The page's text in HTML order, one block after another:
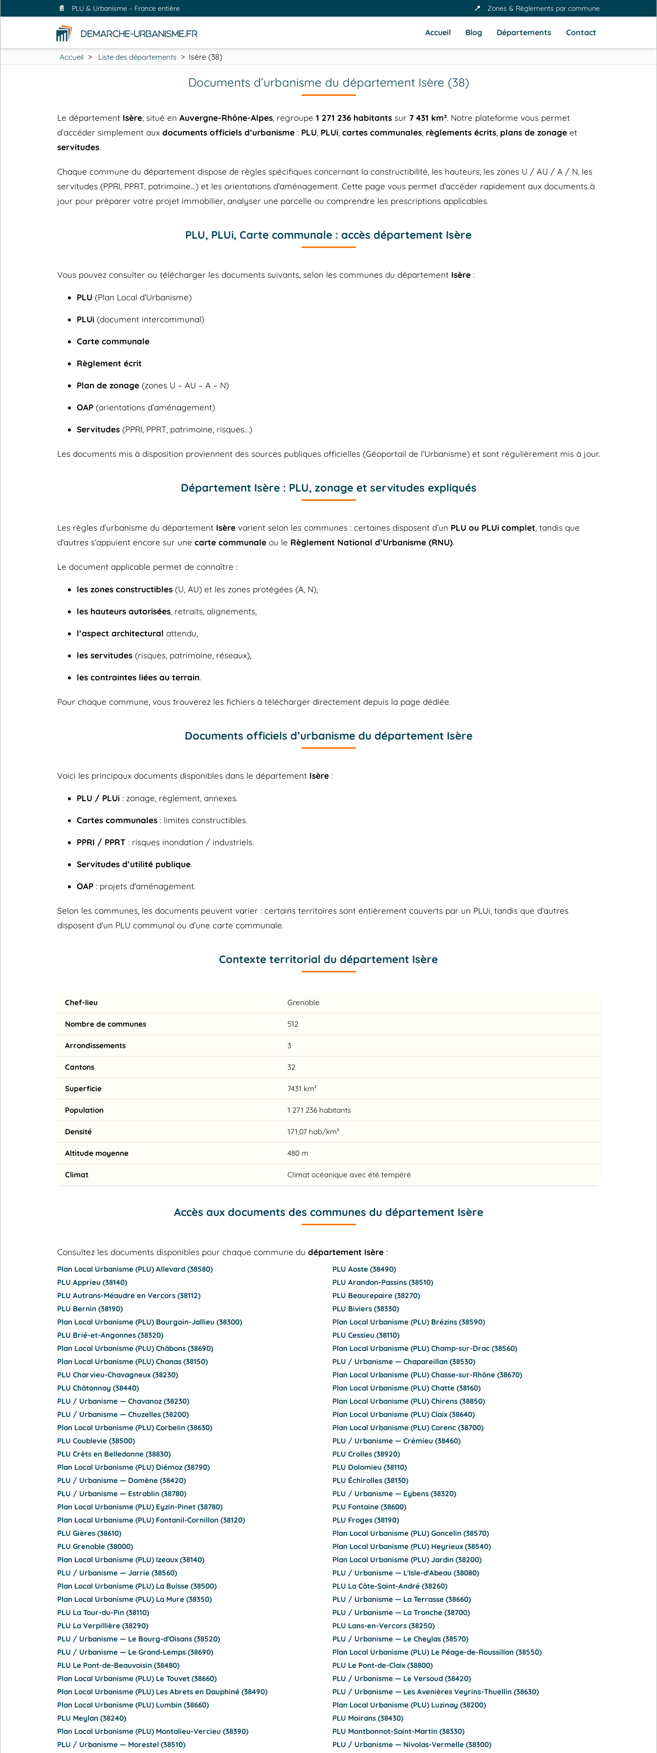
📄 PLU & Urbanisme – France entière 📍 Zones & Règlements par commune
Accueil Blog Départements Contact
Accueil > Liste des départements > Isère (38)
Documents d’urbanisme du département Isère (38)
Le département Isère , situé en Auvergne-Rhône-Alpes , regroupe 1 271 236 habitants sur 7 431 km². Notre plateforme vous permet
d’accéder simplement aux documents officiels d’urbanisme : PLU PLUi cartes communales règlements écrits plans de zonage et
servitudes.
Chaque commune du département dispose de règles spécifiques concernant la constructibilité, les hauteurs, les zones U / AU / A / N, les
servitudes (PPRI, PPRT, patrimoine…) et les orientations d’aménagement. Cette page vous permet d’accéder rapidement aux documents à
jour pour préparer votre projet immobilier, analyser une parcelle ou comprendre les prescriptions applicables.
PLU, PLUi, Carte communale : accès département Isère
Vous pouvez consulter ou télécharger les documents suivants, selon les communes du département Isère :
PLU (Plan Local d’Urbanisme)
PLUi (document intercommunal)
Carte communale
Règlement écrit
Plan de zonage (zones U – AU – A – N)
OAP (orientations d’aménagement)
Servitudes (PPRI, PPRT, patrimoine, risques…)
Les documents mis à disposition proviennent des sources publiques officielles (Géoportail de l’Urbanisme) et sont régulièrement mis à jour.
Département Isère : PLU, zonage et servitudes expliqués
Les règles d’urbanisme du département Isère varient selon les communes : certaines disposent d’un PLU ou PLUi complet , tandis que
d’autres s’appuient encore sur une carte communale ou le Règlement National d’Urbanisme (RNU).
Le document applicable permet de connaître :
les zones constructibles (U, AU) et les zones protégées (A, N),
les hauteurs autorisées , retraits, alignements,
l’aspect architectural attendu,
les servitudes (risques, patrimoine, réseaux),
les contraintes liées au terrain.
Pour chaque commune, vous trouverez les fichiers à télécharger directement depuis la page dédiée.
Documents officiels d’urbanisme du département Isère
Voici les principaux documents disponibles dans le département Isère :
PLU / PLUi : zonage, règlement, annexes.
Cartes communales : limites constructibles.
PPRI / PPRT : risques inondation / industriels.
Servitudes d’utilité publique.
OAP : projets d'aménagement.
Selon les communes, les documents peuvent varier : certains territoires sont entièrement couverts par un PLUi, tandis que d’autres
disposent d’un PLU communal ou d’une carte communale.
Contexte territorial du département Isère
Chef-lieu Grenoble
Nombre de communes 512
Arrondissements 3
Cantons 32
Superficie 7431 km²
Population 1 271 236 habitants
Densité 171,07 hab/km²
Altitude moyenne 480 m
Climat Climat océanique avec été tempéré
Accès aux documents des communes du département Isère
Consultez les documents disponibles pour chaque commune du département Isère :
Plan Local Urbanisme (PLU) Allevard (38580)
PLU Aoste (38490)
PLU Apprieu (38140)
PLU Arandon-Passins (38510)
PLU Autrans-Méaudre en Vercors (38112)
PLU Beaurepaire (38270)
PLU Bernin (38190)
PLU Biviers (38330)
Plan Local Urbanisme (PLU) Bourgoin-Jallieu (38300)
Plan Local Urbanisme (PLU) Brézins (38590)
PLU Brié-et-Angonnes (38320)
PLU Cessieu (38110)
Plan Local Urbanisme (PLU) Châbons (38690)
Plan Local Urbanisme (PLU) Champ-sur-Drac (38560)
Plan Local Urbanisme (PLU) Chanas (38150)
PLU / Urbanisme — Chapareillan (38530)
PLU Charvieu-Chavagneux (38230)
Plan Local Urbanisme (PLU) Chasse-sur-Rhône (38670)
PLU Châtonnay (38440)
Plan Local Urbanisme (PLU) Chatte (38160)
PLU / Urbanisme — Chavanoz (38230)
Plan Local Urbanisme (PLU) Chirens (38850)
PLU / Urbanisme — Chuzelles (38200)
Plan Local Urbanisme (PLU) Claix (38640)
Plan Local Urbanisme (PLU) Corbelin (38630)
Plan Local Urbanisme (PLU) Corenc (38700)
PLU Coublevie (38500)
PLU / Urbanisme — Crémieu (38460)
PLU Crêts en Belledonne (38830)
PLU Crolles (38920)
Plan Local Urbanisme (PLU) Diémoz (38790)
PLU Dolomieu (38110)
PLU / Urbanisme — Domène (38420)
PLU Échirolles (38130)
PLU / Urbanisme — Estrablin (38780)
PLU / Urbanisme — Eybens (38320)
Plan Local Urbanisme (PLU) Eyzin-Pinet (38780)
PLU Fontaine (38600)
Plan Local Urbanisme (PLU) Fontanil-Cornillon (38120)
PLU Froges (38190)
PLU Gières (38610)
Plan Local Urbanisme (PLU) Goncelin (38570)
PLU Grenoble (38000)
Plan Local Urbanisme (PLU) Heyrieux (38540)
Plan Local Urbanisme (PLU) Izeaux (38140)
Plan Local Urbanisme (PLU) Jardin (38200)
PLU / Urbanisme — Jarrie (38560)
PLU / Urbanisme — L'Isle-d'Abeau (38080)
Plan Local Urbanisme (PLU) La Buisse (38500)
PLU La Côte-Saint-André (38260)
Plan Local Urbanisme (PLU) La Mure (38350)
PLU / Urbanisme — La Terrasse (38660)
PLU La Tour-du-Pin (38110)
PLU / Urbanisme — La Tronche (38700)
PLU La Verpillière (38290)
PLU Lans-en-Vercors (38250)
PLU / Urbanisme — Le Bourg-d'Oisans (38520)
PLU / Urbanisme — Le Cheylas (38570)
PLU / Urbanisme — Le Grand-Lemps (38690)
Plan Local Urbanisme (PLU) Le Péage-de-Roussillon (38550)
PLU Le Pont-de-Beauvoisin (38480)
PLU Le Pont-de-Claix (38800)
Plan Local Urbanisme (PLU) Le Touvet (38660)
PLU / Urbanisme — Le Versoud (38420)
Plan Local Urbanisme (PLU) Les Abrets en Dauphiné (38490)
PLU / Urbanisme — Les Avenières Veyrins-Thuellin (38630)
Plan Local Urbanisme (PLU) Lumbin (38660)
Plan Local Urbanisme (PLU) Luzinay (38200)
PLU Meylan (38240)
PLU Moirans (38430)
Plan Local Urbanisme (PLU) Montalieu-Vercieu (38390)
PLU Montbonnot-Saint-Martin (38330)
PLU / Urbanisme — Morestel (38510)
PLU / Urbanisme — Nivolas-Vermelle (38300)